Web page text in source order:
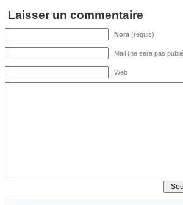
Laisser un commentaire
Nom (requis)
Mail (ne sera pas
Web